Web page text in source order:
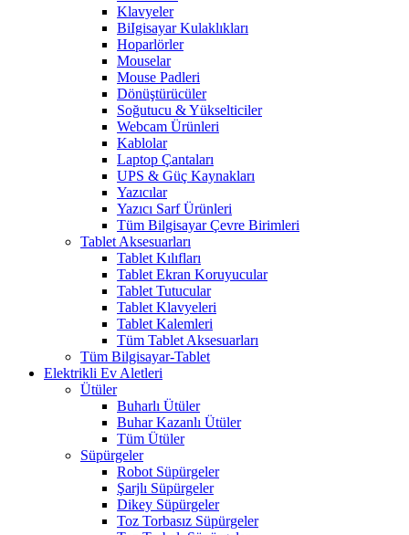
Klavyeler
BiIgisayar Kulaklıkları
Hoparlörler
Mouselar
Mouse Padleri
Dönüştürücüler
Soğutucu & Yükselticiler
Webcam Ürünleri
Kablolar
Laptop Çantaları
UPS & Güç Kaynakları
Yazıcılar
Yazıcı Sarf Ürünleri
Tüm Bilgisayar Çevre Birimleri
Tablet Aksesuarları
Tablet Kılıfları
Tablet Ekran Koruyucular
Tablet Tutucular
Tablet Klavyeleri
Tablet Kalemleri
Tüm Tablet Aksesuarları
Tüm Bilgisayar-Tablet
Elektrikli Ev Aletleri
Ütüler
Buharlı Ütüler
Buhar Kazanlı Ütüler
Tüm Ütüler
Süpürgeler
Robot Süpürgeler
Şarjlı Süpürgeler
Dikey Süpürgeler
Toz Torbasız Süpürgeler